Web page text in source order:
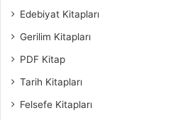
Edebiyat Kitapları
Gerilim Kitapları
PDF Kitap
Tarih Kitapları
Felsefe Kitapları